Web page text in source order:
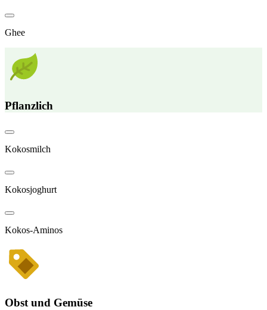
Ghee
Pflanzlich
Kokosmilch
Kokosjoghurt
Kokos-Aminos
Obst und Gemüse